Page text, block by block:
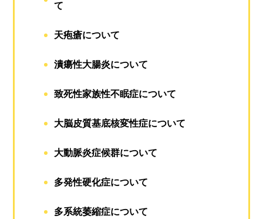
て
天疱瘡について
潰瘍性大腸炎について
致死性家族性不眠症について
大脳皮質基底核変性症について
大動脈炎症候群について
多発性硬化症について
多系統萎縮症について